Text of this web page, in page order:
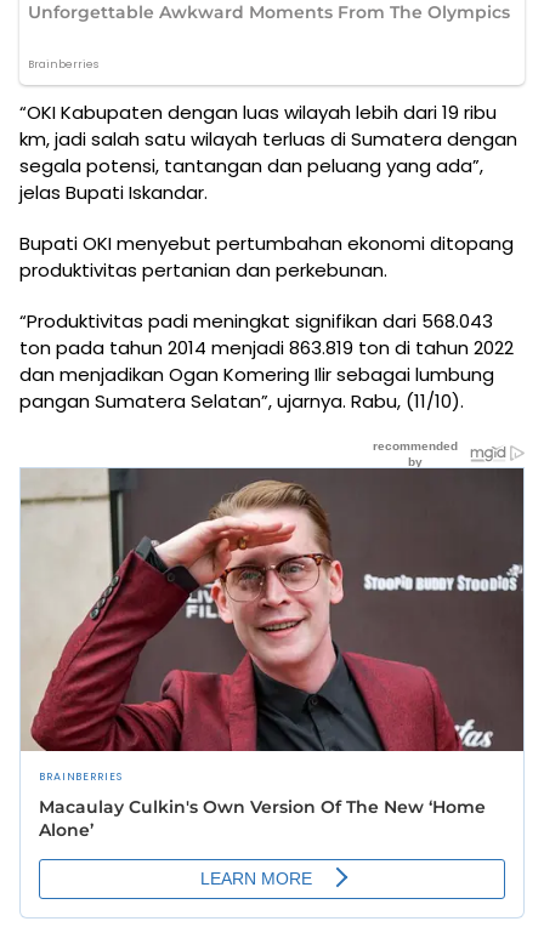
“OKI Kabupaten dengan luas wilayah lebih dari 19 ribu
km, jadi salah satu wilayah terluas di Sumatera dengan
segala potensi, tantangan dan peluang yang ada”,
jelas Bupati Iskandar.
Bupati OKI menyebut pertumbahan ekonomi ditopang
produktivitas pertanian dan perkebunan.
“Produktivitas padi meningkat signifikan dari 568.043
ton pada tahun 2014 menjadi 863.819 ton di tahun 2022
dan menjadikan Ogan Komering Ilir sebagai lumbung
pangan Sumatera Selatan”, ujarnya. Rabu, (11/10).